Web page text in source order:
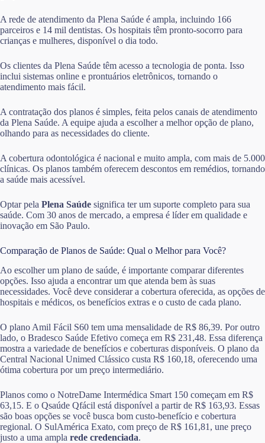
A rede de atendimento da Plena Saúde é ampla, incluindo 166
parceiros e 14 mil dentistas. Os hospitais têm pronto-socorro para
crianças e mulheres, disponível o dia todo.
Os clientes da Plena Saúde têm acesso a tecnologia de ponta. Isso
inclui sistemas online e prontuários eletrônicos, tornando o
atendimento mais fácil.
A contratação dos planos é simples, feita pelos canais de atendimento
da Plena Saúde. A equipe ajuda a escolher a melhor opção de plano,
olhando para as necessidades do cliente.
A cobertura odontológica é nacional e muito ampla, com mais de 5.000
clínicas. Os planos também oferecem descontos em remédios, tornando
a saúde mais acessível.
Optar pela Plena Saúde significa ter um suporte completo para sua
saúde. Com 30 anos de mercado, a empresa é líder em qualidade e
inovação em São Paulo.
Comparação de Planos de Saúde: Qual o Melhor para Você?
Ao escolher um plano de saúde, é importante comparar diferentes
opções. Isso ajuda a encontrar um que atenda bem às suas
necessidades. Você deve considerar a cobertura oferecida, as opções de
hospitais e médicos, os benefícios extras e o custo de cada plano.
O plano Amil Fácil S60 tem uma mensalidade de R$ 86,39. Por outro
lado, o Bradesco Saúde Efetivo começa em R$ 231,48. Essa diferença
mostra a variedade de benefícios e coberturas disponíveis. O plano da
Central Nacional Unimed Clássico custa R$ 160,18, oferecendo uma
ótima cobertura por um preço intermediário.
Planos como o NotreDame Intermédica Smart 150 começam em R$
63,15. E o Qsaúde Qfácil está disponível a partir de R$ 163,93. Essas
são boas opções se você busca bom custo-benefício e cobertura
regional. O SulAmérica Exato, com preço de R$ 161,81, une preço
justo a uma ampla rede credenciada.